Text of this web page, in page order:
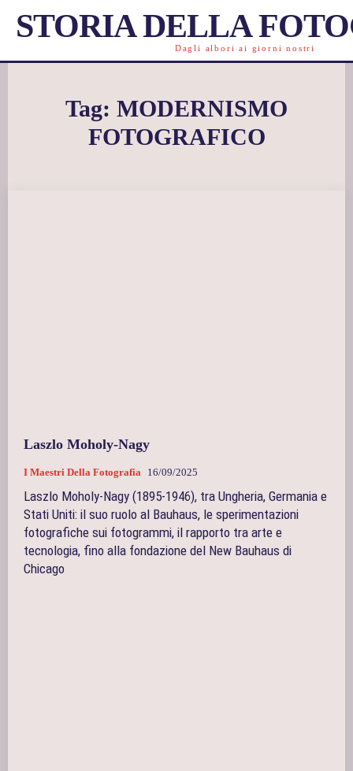
STORIA DELLA
Dagli albori ai giorni nostri
Tag: MODERNISMO
FOTOGRAFICO
Laszlo Moholy-Nagy
I Maestri Della Fotografia 16/09/2025
Laszlo Moholy-Nagy (1895-1946), tra Ungheria, Germania e
Stati Uniti: il suo ruolo al Bauhaus, le sperimentazioni
fotografiche sui fotogrammi, il rapporto tra arte e
tecnologia, fino alla fondazione del New Bauhaus di
Chicago